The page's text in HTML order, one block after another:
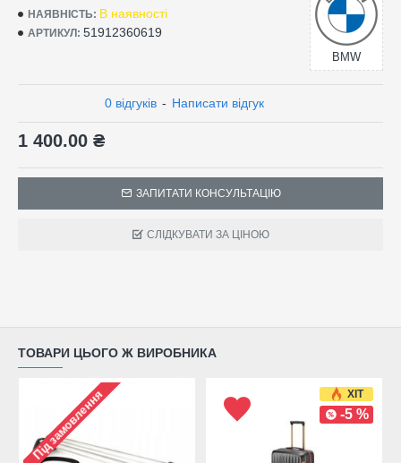
НАЯВНІСТЬ: В наявності
АРТИКУЛ: 51912360619
BMW
0 відгуків - Написати відгук
1 400.00 ₴
ЗАПИТАТИ КОНСУЛЬТАЦІЮ
СЛІДКУВАТИ ЗА ЦІНОЮ
ТОВАРИ ЦЬОГО Ж ВИРОБНИКА
Під замовлення ХІТ
-5 %